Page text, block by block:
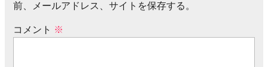
前、メールアドレス、サイトを保存する。
コメント ※